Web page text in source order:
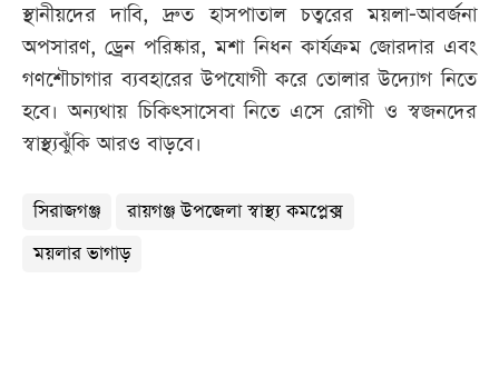
স্থানীয়দের দাবি, দ্রুত হাসপাতাল চত্বরের ময়লা-আবর্জনা
অপসারণ, ড্রেন পরিষ্কার, মশা নিধন কার্যক্রম জোরদার এবং
গণশৌচাগার ব্যবহারের উপযোগী করে তোলার উদ্যোগ নিতে
হবে। অন্যথায় চিকিৎসাসেবা নিতে এসে রোগী ও স্বজনদের
স্বাস্থ্যঝুঁকি আরও বাড়বে।
সিরাজগঞ্জ
রায়গঞ্জ উপজেলা স্বাস্থ্য কমপ্লেক্স
ময়লার ভাগাড়